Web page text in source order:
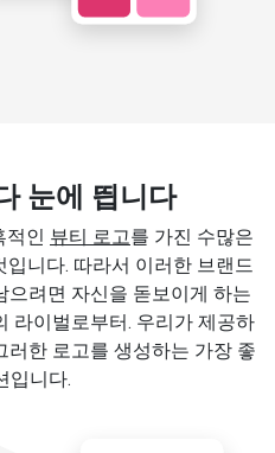
눈에 띕니다
적인 뷰티 로고를 가진 수많은
니다. 따라서 이러한 브랜드
으려면 자신을 돋보이게 하는
라이벌로부터. 우리가 제공하
러한 로고를 생성하는 가장 좋
입니다.